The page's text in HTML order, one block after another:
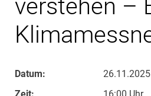
Datum:
26.11.2025